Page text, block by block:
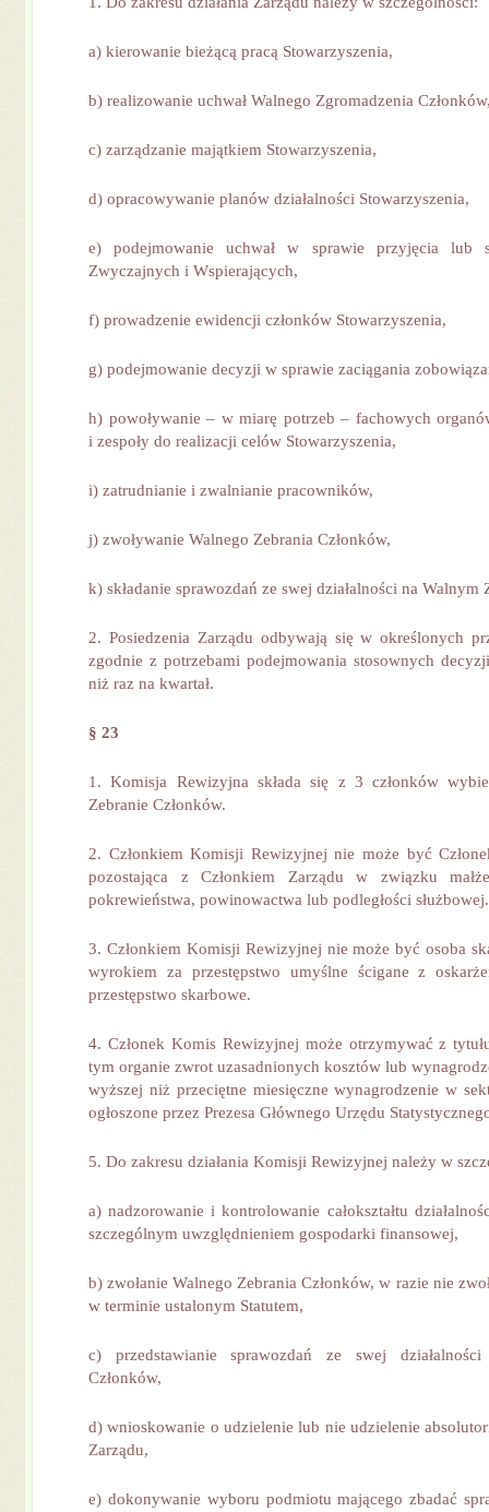
a) kierowanie bieżącą pracą Stowarzyszenia,
b) realizowanie uchwał Walnego Zgromadzenia
c) zarządzanie majątkiem Stowarzyszenia,
d) opracowywanie planów działalności Stowarzyszenia,
e) podejmowanie uchwał w sprawie przyjęcia lub
Zwyczajnych i Wspierających,
f) prowadzenie ewidencji członków Stowarzyszenia,
g) podejmowanie decyzji w sprawie zaciągania
h) powoływanie – w miarę potrzeb – fachowych
i zespoły do realizacji celów Stowarzyszenia,
i) zatrudnianie i zwalnianie pracowników,
j) zwoływanie Walnego Zebrania Członków,
k) składanie sprawozdań ze swej działalności na Walnym
2. Posiedzenia Zarządu odbywają się w określonych
zgodnie z potrzebami podejmowania stosownych
niż raz na kwartał.
§ 23
1. Komisja Rewizyjna składa się z 3 członków
Zebranie Członków.
2. Członkiem Komisji Rewizyjnej nie może być
pozostająca z Członkiem Zarządu w związku
pokrewieństwa, powinowactwa lub podległości służbowej.
3. Członkiem Komisji Rewizyjnej nie może być osoba
wyrokiem za przestępstwo umyślne ścigane z
przestępstwo skarbowe.
4. Członek Komis Rewizyjnej może otrzymywać z
tym organie zwrot uzasadnionych kosztów lub
wyższej niż przeciętne miesięczne wynagrodzenie w
ogłoszone przez Prezesa Głównego Urzędu
5. Do zakresu działania Komisji Rewizyjnej należy w
a) nadzorowanie i kontrolowanie całokształtu
szczególnym uwzględnieniem gospodarki finansowej,
b) zwołanie Walnego Zebrania Członków, w razie nie
w terminie ustalonym Statutem,
c) przedstawianie sprawozdań ze swej
Członków,
d) wnioskowanie o udzielenie lub nie udzielenie
Zarządu,
e) dokonywanie wyboru podmiotu mającego zbadać